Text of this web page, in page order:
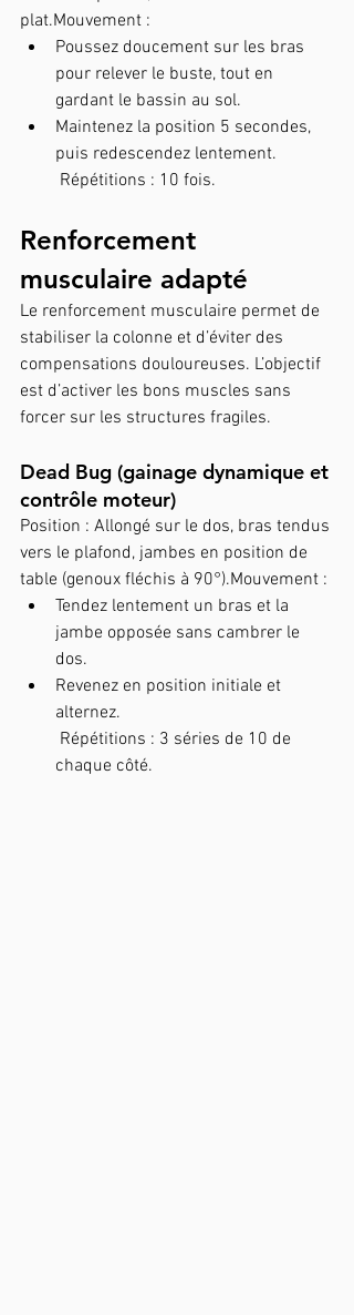
plat.Mouvement :
Poussez doucement sur les bras
pour relever le buste, tout en
gardant le bassin au sol.
Maintenez la position 5 secondes,
puis redescendez lentement.
Répétitions : 10 fois.
Renforcement
musculaire adapté
Le renforcement musculaire permet de
stabiliser la colonne et d’éviter des
compensations douloureuses. L’objectif
est d’activer les bons muscles sans
forcer sur les structures fragiles.
Dead Bug (gainage dynamique et
contrôle moteur)
Position : Allongé sur le dos, bras tendus
vers le plafond, jambes en position de
table (genoux fléchis à 90°).Mouvement :
Tendez lentement un bras et la
jambe opposée sans cambrer le
dos.
Revenez en position initiale et
alternez.
chaque côté.